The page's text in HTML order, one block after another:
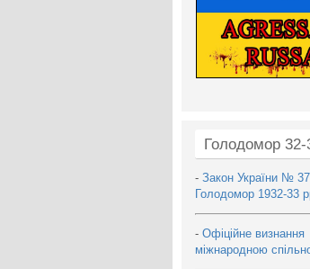
Голодомор 32-
- Закон України №
Голодомор 1932-33
- Офіційне визнання
міжнародною